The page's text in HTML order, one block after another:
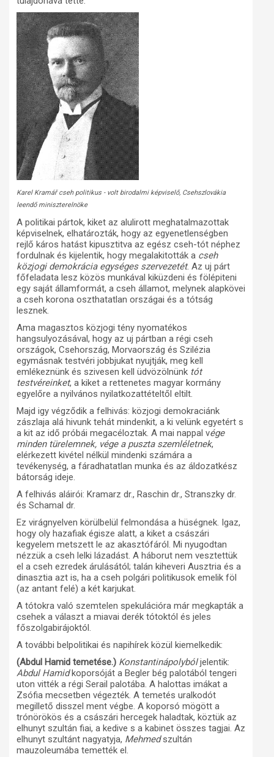
Karel Kramář cseh politikus - volt birodalmi képviselő, Csehszlovákia
leendő miniszterelnöke
A politikai pártok, kiket az alulirott meghatalmazottak
képviselnek, elhatározták, hogy az egyenetlenségben
rejlő káros hatást kipusztitva az egész cseh-tót néphez
fordulnak és kijelentik, hogy megalakitották a cseh
közjogi demokrácia egységes szervezetét. Az uj párt
főfeladata lesz közös munkával kiküzdeni és fölépiteni
egy saját államformát, a cseh államot, melynek alapkövei
a cseh korona oszthatatlan országai és a tótság
lesznek.
Ama magasztos közjogi tény nyomatékos
hangsulyozásával, hogy az uj pártban a régi cseh
országok, Csehország, Morvaország és Szilézia
egymásnak testvéri jobbjukat nyujtják, meg kell
emlékeznünk és szivesen kell üdvözölnünk tót
testvéreinket, a kiket a rettenetes magyar kormány
egyelőre a nyilvános nyilatkozattételtől eltilt.
Majd igy végződik a felhivás: közjogi demokraciánk
zászlaja alá hivunk tehát mindenkit, a ki velünk egyetért s
a kit az idő próbái megacéloztak. A mai nappal vége
minden türelemnek, vége a puszta szemléletnek,
elérkezett kivétel nélkül mindenki számára a
tevékenység, a fáradhatatlan munka és az áldozatkész
bátorság ideje.
A felhivás aláirói: Kramarz dr., Raschin dr., Stranszky dr.
és Schamal dr.
Ez virágnyelven körülbelül felmondása a hüségnek. Igaz,
hogy oly hazafiak égisze alatt, a kiket a császári
kegyelem metszett le az akasztófáról. Mi nyugodtan
nézzük a cseh lelki lázadást. A háborut nem vesztettük
el a cseh ezredek árulásától; talán kiheveri Ausztria és a
dinasztia azt is, ha a cseh polgári politikusok emelik föl
(az antant felé) a két karjukat.
A tótokra való szemtelen spekulációra már megkapták a
csehek a választ a miavai derék tótoktól és jeles
főszolgabirájoktól.
A további belpolitikai és napihírek közül kiemelkedik:
(Abdul Hamid temetése.) Konstantinápolybóljelentik:
Abdul Hamidkoporsóját a Begler bég palotából tengeri
uton vitték a régi Serail palotába. A halottas imákat a
Zsófia mecsetben végezték. A temetés uralkodót
megillető disszel ment végbe. A koporsó mögött a
trónörökös és a császári hercegek haladtak, köztük az
elhunyt szultán fiai, a kedive s a kabinet összes tagjai. Az
elhunyt szultánt nagyatyja, Mehmedszultán
mauzoleumába temették el.